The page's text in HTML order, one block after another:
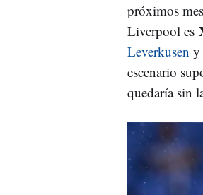
próximos
Liverpool es
Leverkusen y
escenario
quedaría sin